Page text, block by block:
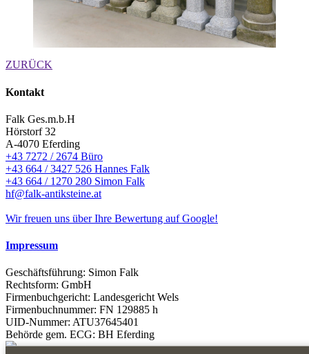
ZURÜCK
Kontakt
Falk Ges.m.b.H
Hörstorf 32
A-4070 Eferding
+43 7272 / 2674 Büro
+43 664 / 3427 526 Hannes Falk
+43 664 / 1270 280 Simon Falk
hf@falk-antiksteine.at
Wir freuen uns über Ihre Bewertung auf Google!
Impressum
Geschäftsführung: Simon Falk
Rechtsform: GmbH
Firmenbuchgericht: Landesgericht Wels
Firmenbuchnummer: FN 129885 h
UID-Nummer: ATU37645401
Behörde gem. ECG: BH Eferding